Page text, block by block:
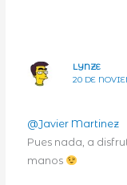
LYNZE
20 DE
@Javier Martinez
Pues nada, a
manos